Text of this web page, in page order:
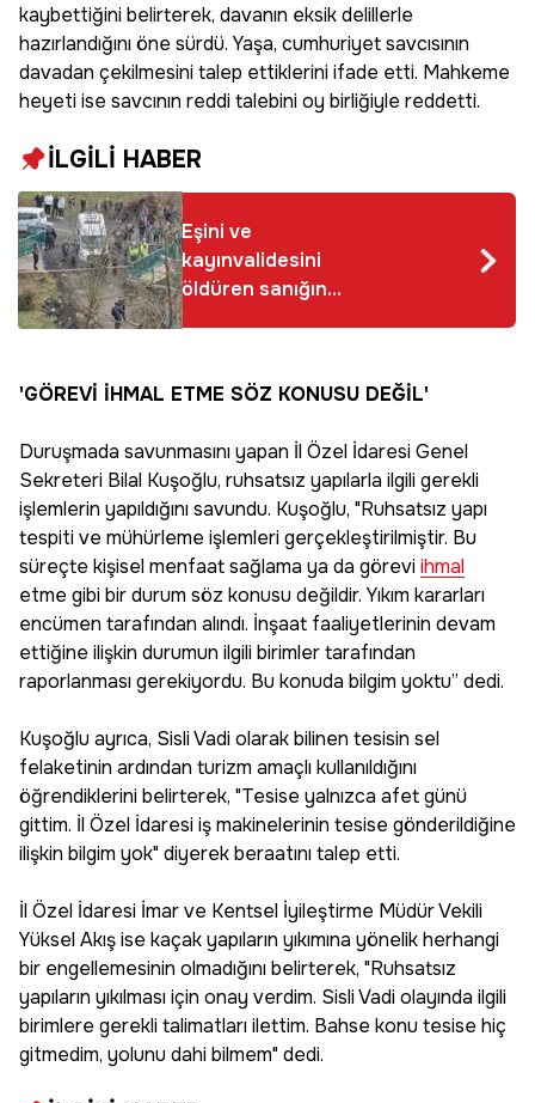
kaybettiğini belirterek, davanın eksik delillerle
hazırlandığını öne sürdü. Yaşa, cumhuriyet savcısının
davadan çekilmesini talep ettiklerini ifade etti. Mahkeme
heyeti ise savcının reddi talebini oy birliğiyle reddetti.
İLGİLİ HABER
Eşini ve
kayınvalidesini
öldüren sanığın
cezası açıklandı
'GÖREVİ İHMAL ETME SÖZ KONUSU DEĞİL'
Duruşmada savunmasını yapan İl Özel İdaresi Genel
Sekreteri Bilal Kuşoğlu, ruhsatsız yapılarla ilgili gerekli
işlemlerin yapıldığını savundu. Kuşoğlu, "Ruhsatsız yapı
tespiti ve mühürleme işlemleri gerçekleştirilmiştir. Bu
süreçte kişisel menfaat sağlama ya da göreviihmal
etme gibi bir durum söz konusu değildir. Yıkım kararları
encümen tarafından alındı. İnşaat faaliyetlerinin devam
ettiğine ilişkin durumun ilgili birimler tarafından
raporlanması gerekiyordu. Bu konuda bilgim yoktu” dedi.
Kuşoğlu ayrıca, Sisli Vadi olarak bilinen tesisin sel
felaketinin ardından turizm amaçlı kullanıldığını
öğrendiklerini belirterek, "Tesise yalnızca afet günü
gittim. İl Özel İdaresi iş makinelerinin tesise gönderildiğine
ilişkin bilgim yok" diyerek beraatını talep etti.
İl Özel İdaresi İmar ve Kentsel İyileştirme Müdür Vekili
Yüksel Akış ise kaçak yapıların yıkımına yönelik herhangi
bir engellemesinin olmadığını belirterek, "Ruhsatsız
yapıların yıkılması için onay verdim. Sisli Vadi olayında ilgili
birimlere gerekli talimatları ilettim. Bahse konu tesise hiç
gitmedim, yolunu dahi bilmem" dedi.